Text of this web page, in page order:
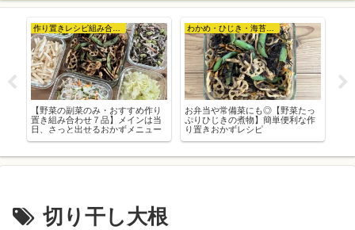
作り置きレシピ組み合わせ例
【野菜の副菜のみ・おすすめ作り
置き組み合わせ７品】メインは当
日、さっと出せるおかずメニュー
わかめ・ひじき・海苔など
お弁当や常備菜にも◎【野菜たっ
ぷりひじきの煮物】簡単便利な作
り置きおかずレシピ
切り干し大根